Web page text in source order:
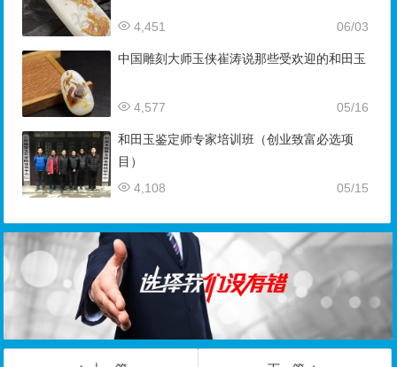
06/03
4,451
中国雕刻大师玉侠崔涛说那些受欢迎的和田玉
05/16
4,577
和田玉鉴定师专家培训班（创业致富必选项
目）
05/15
4,108